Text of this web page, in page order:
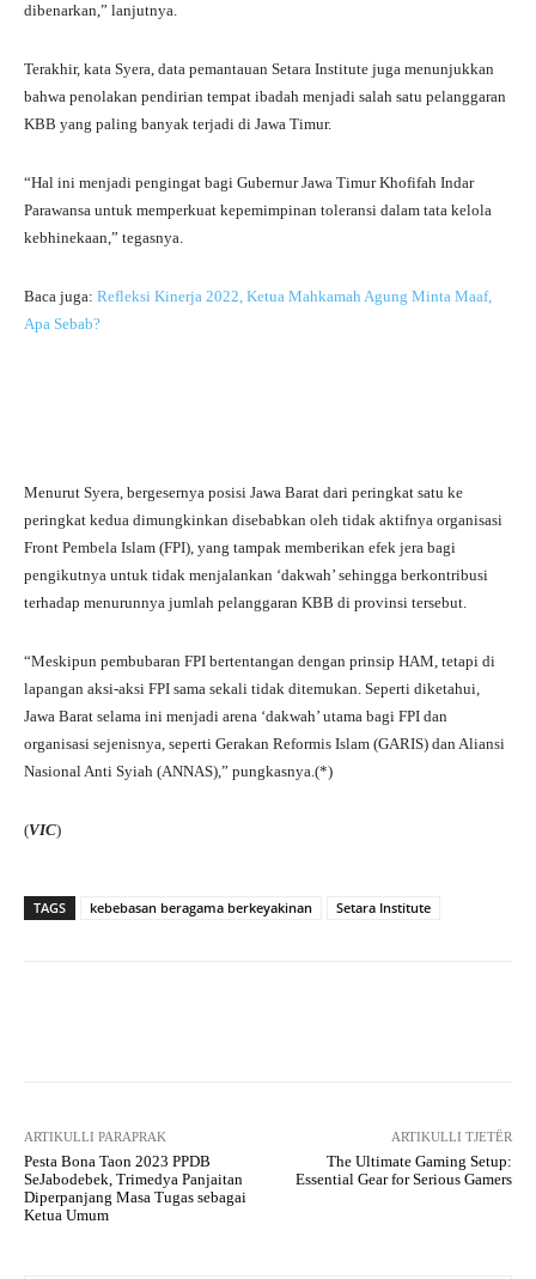
dibenarkan,” lanjutnya.
Terakhir, kata Syera, data pemantauan Setara Institute juga menunjukkan
bahwa penolakan pendirian tempat ibadah menjadi salah satu pelanggaran
KBB yang paling banyak terjadi di Jawa Timur.
“Hal ini menjadi pengingat bagi Gubernur Jawa Timur Khofifah Indar
Parawansa untuk memperkuat kepemimpinan toleransi dalam tata kelola
kebhinekaan,” tegasnya.
Baca juga: Refleksi Kinerja 2022, Ketua Mahkamah Agung Minta Maaf,
Apa Sebab?
Menurut Syera, bergesernya posisi Jawa Barat dari peringkat satu ke
peringkat kedua dimungkinkan disebabkan oleh tidak aktifnya organisasi
Front Pembela Islam (FPI), yang tampak memberikan efek jera bagi
pengikutnya untuk tidak menjalankan ‘dakwah’ sehingga berkontribusi
terhadap menurunnya jumlah pelanggaran KBB di provinsi tersebut.
“Meskipun pembubaran FPI bertentangan dengan prinsip HAM, tetapi di
lapangan aksi-aksi FPI sama sekali tidak ditemukan. Seperti diketahui,
Jawa Barat selama ini menjadi arena ‘dakwah’ utama bagi FPI dan
organisasi sejenisnya, seperti Gerakan Reformis Islam (GARIS) dan Aliansi
Nasional Anti Syiah (ANNAS),” pungkasnya.(*)
(VIC)
TAGS kebebasan beragama berkeyakinan Setara Institute
ARTIKULLI PARAPRAK
Pesta Bona Taon 2023 PPDB
SeJabodebek, Trimedya Panjaitan
Diperpanjang Masa Tugas sebagai
Ketua Umum
ARTIKULLI TJETËR
The Ultimate Gaming Setup:
Essential Gear for Serious Gamers